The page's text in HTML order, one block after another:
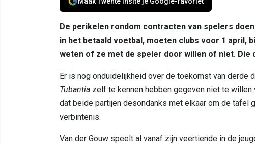
De perikelen rondom contracten van spelers
in het betaald voetbal, moeten clubs voor 1 april,
weten of ze met de speler door willen of niet. Die
Er is nog onduidelijkheid over de toekomst van derde
Tubantia zelf te kennen hebben gegeven niet te willen
dat beide partijen desondanks met elkaar om de tafel
verbintenis.
Van der Gouw speelt al vanaf zijn veertiende in de